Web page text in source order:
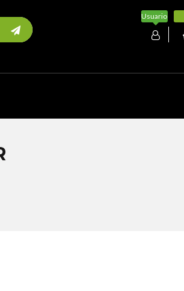
Usuario
Mi cuenta